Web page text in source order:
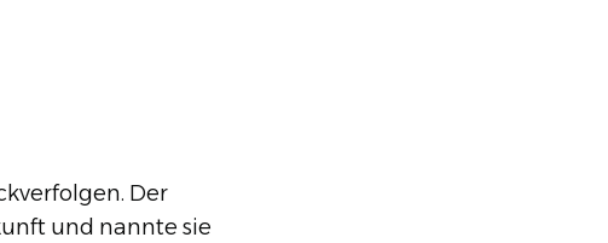
Der
und nannte sie